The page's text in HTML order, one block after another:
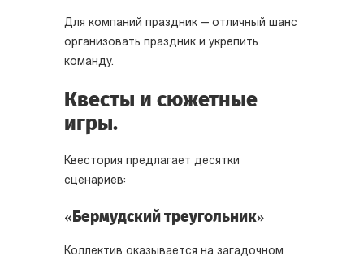
Для компаний праздник — отличный шанс
организовать праздник и укрепить
команду.
Квесты и сюжетные
игры.
Квестория предлагает десятки
сценариев:
«Бермудский треугольник»
Коллектив оказывается на загадочном